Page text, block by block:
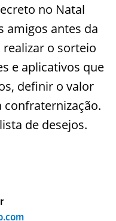
no Natal
amigos antes da
realizar o sorteio
e aplicativos que
definir o valor
confraternização.
de desejos.